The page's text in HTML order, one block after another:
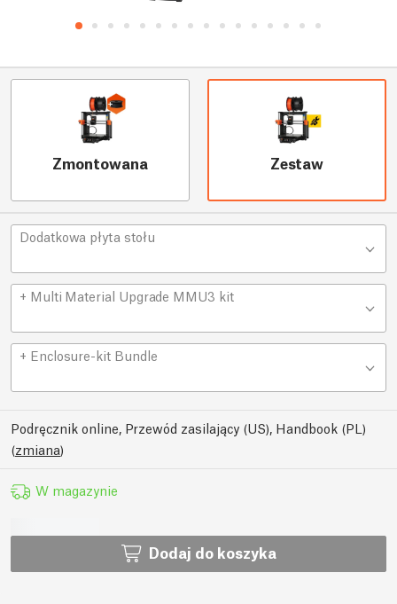
Zmontowana Zestaw
Dodatkowa płyta stołu
+ Multi Material Upgrade MMU3 kit
+ Enclosure-kit Bundle
Podręcznik online, Przewód zasilający (US), Handbook (PL)
(zmiana)
W magazynie
Dodaj do koszyka